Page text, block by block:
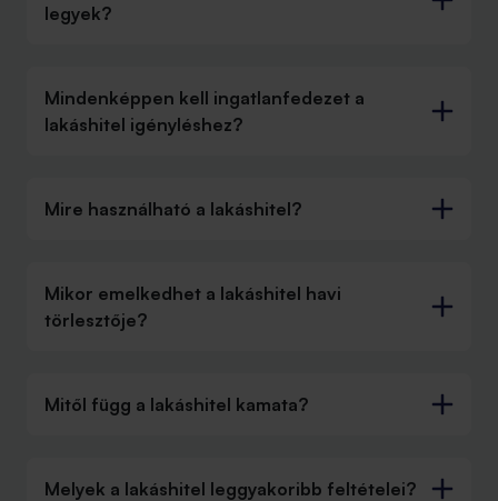
legyek?
Mindenképpen kell ingatlanfedezet a
lakáshitel igényléshez?
Mire használható a lakáshitel?
Mikor emelkedhet a lakáshitel havi
törlesztője?
Mitől függ a lakáshitel kamata?
Melyek a lakáshitel leggyakoribb feltételei?